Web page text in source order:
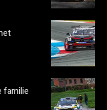
familie